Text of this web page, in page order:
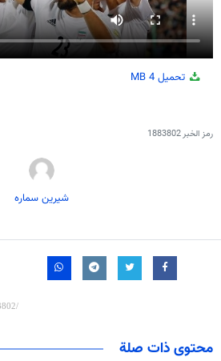
تحميل 4 MB
رمز الخبر1883802
شیرین سماره
محتوى ذات صلة